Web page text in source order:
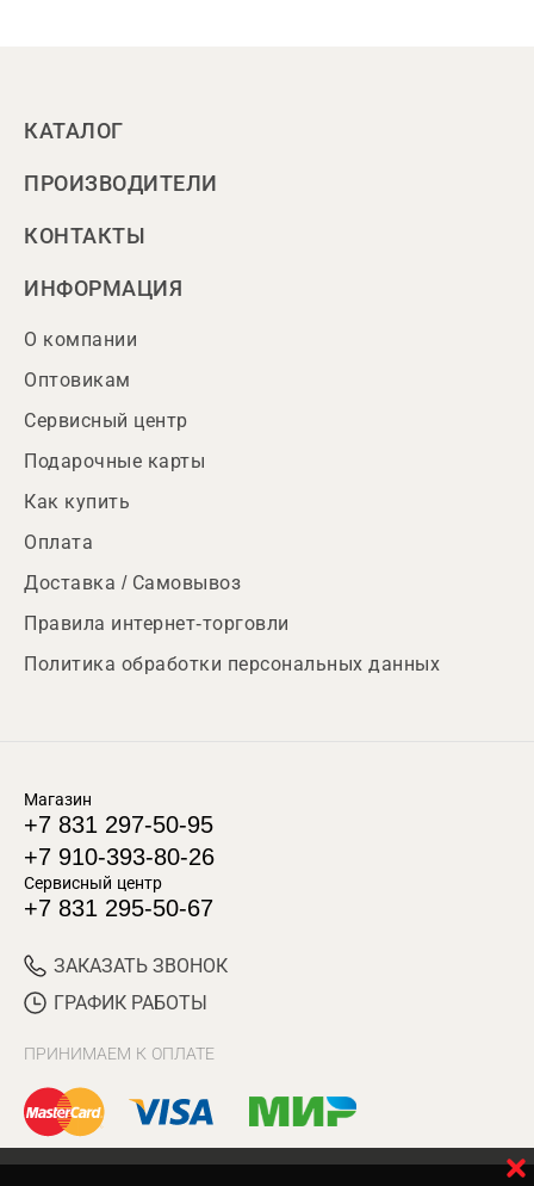
КАТАЛОГ
ПРОИЗВОДИТЕЛИ
КОНТАКТЫ
ИНФОРМАЦИЯ
О компании
Оптовикам
Сервисный центр
Подарочные карты
Как купить
Оплата
Доставка / Самовывоз
Правила интернет-торговли
Политика обработки персональных данных
Магазин
+7 831 297-50-95
+7 910-393-80-26
Сервисный центр
+7 831 295-50-67
ЗАКАЗАТЬ ЗВОНОК
ГРАФИК РАБОТЫ
ПРИНИМАЕМ К ОПЛАТЕ